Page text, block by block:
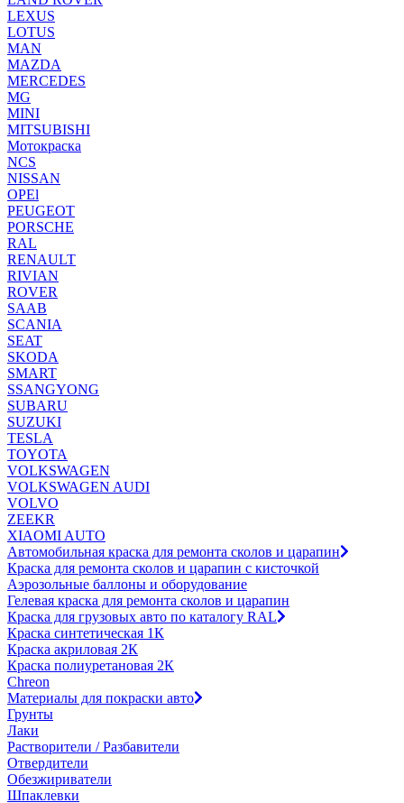
LEXUS
LOTUS
MAN
MAZDA
MERCEDES
MG
MINI
MITSUBISHI
Мотокраска
NCS
NISSAN
OPEl
PEUGEOT
PORSCHE
RAL
RENAULT
RIVIAN
ROVER
SAAB
SCANIA
SEAT
SKODA
SMART
SSANGYONG
SUBARU
SUZUKI
TESLA
TOYOTA
VOLKSWAGEN
VOLKSWAGEN AUDI
VOLVO
ZEEKR
XIAOMI AUTO
Автомобильная краска для ремонта сколов и царапин
Краска для ремонта сколов и царапин с кисточкой
Аэрозольные баллоны и оборудование
Гелевая краска для ремонта сколов и царапин
Краска для грузовых авто по каталогу RAL
Краска синтетическая 1К
Краска акриловая 2К
Краска полиуретановая 2К
Chreon
Материалы для покраски авто
Грунты
Лаки
Растворители / Разбавители
Отвердители
Обезжириватели
Шпаклевки